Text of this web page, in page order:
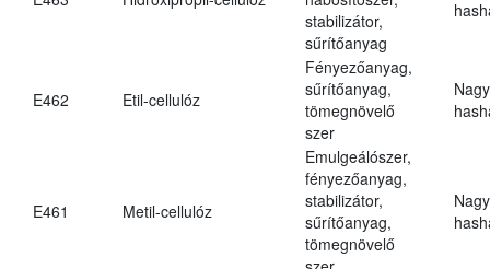
stabilizátor,
sűrítőanyag
E462 Etil-cellulóz
Fényezőanyag,
sűrítőanyag,
tömegnövelő
szer
E461 Metil-cellulóz
Emulgeálószer,
fényezőanyag,
stabilizátor,
sűrítőanyag,
tömegnövelő